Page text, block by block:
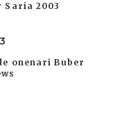
2003
onenari Buber